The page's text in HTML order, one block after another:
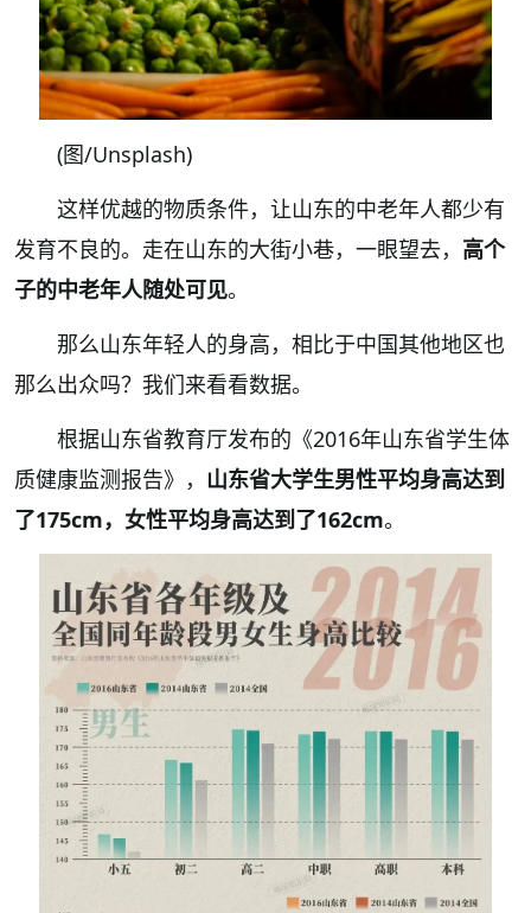
(图/Unsplash)
这样优越的物质条件，让山东的中老年人都少有
发育不良的。走在山东的大街小巷，一眼望去， 高个
子的中老年人随处可见。
那么山东年轻人的身高，相比于中国其他地区也
那么出众吗？我们来看看数据。
根据山东省教育厅发布的《2016年山东省学生体
质健康监测报告》， 山东省大学生男性平均身高达到
了175cm，女性平均身高达到了162cm。